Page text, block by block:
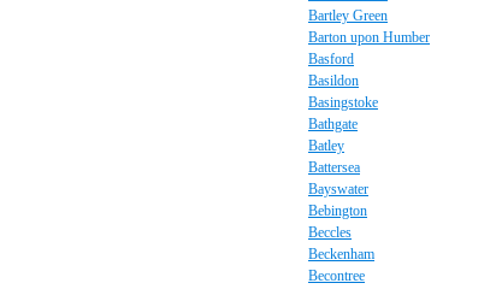
Bartley Green
Barton upon Humber
Basford
Basildon
Basingstoke
Bathgate
Batley
Battersea
Bayswater
Bebington
Beccles
Beckenham
Becontree